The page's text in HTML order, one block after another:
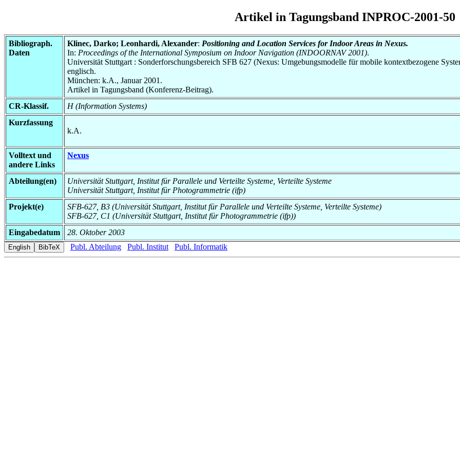
Artikel in Tagungsband INPROC-2001-50
Bibliograph.
Daten
Klinec, Darko; Leonhardi, Alexander: Positioning and Location Services for Indoor Areas in Nexus.
In: Proceedings of the International Symposium on Indoor Navigation (INDOORNAV 2001).
Universität Stuttgart : Sonderforschungsbereich SFB 627 (Nexus: Umgebungsmodelle für mobile kontextbezogene
englisch.
München: k.A., Januar 2001.
Artikel in Tagungsband (Konferenz-Beitrag).
CR-Klassif.
H (Information Systems)
Kurzfassung
k.A.
Volltext und
andere Links
Nexus
Abteilung(en)
Universität Stuttgart, Institut für Parallele und Verteilte Systeme, Verteilte Systeme
Universität Stuttgart, Institut für Photogrammetrie (ifp)
Projekt(e)
SFB-627, B3 (Universität Stuttgart, Institut für Parallele und Verteilte Systeme, Verteilte Systeme)
SFB-627, C1 (Universität Stuttgart, Institut für Photogrammetrie (ifp))
Eingabedatum
28. Oktober 2003
Publ. Abteilung
Publ. Institut Publ. Informatik